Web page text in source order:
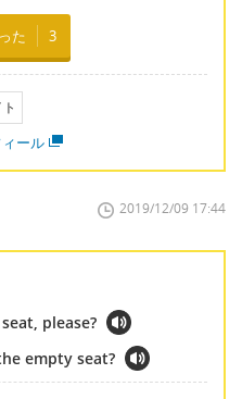
た 3
ール
2019/12/09 17:44
please?
empty seat?